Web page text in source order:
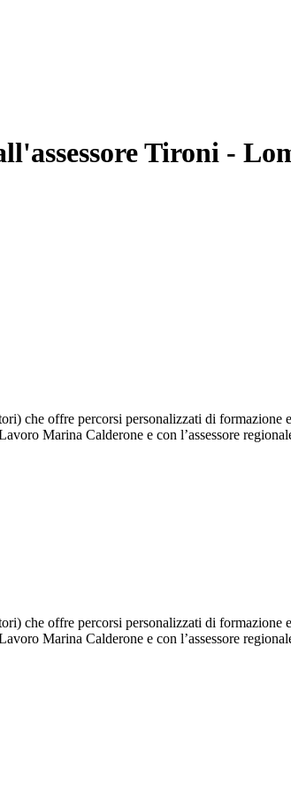
Tironi -
che offre percorsi personalizzati di formazione
Marina Calderone e con l’assessore
che offre percorsi personalizzati di formazione
Marina Calderone e con l’assessore